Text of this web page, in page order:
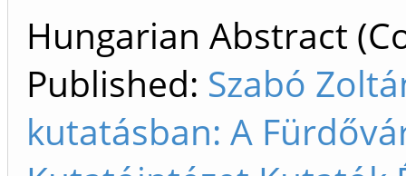
Hungarian Abstract
Published: Szabó
kutatásban: A